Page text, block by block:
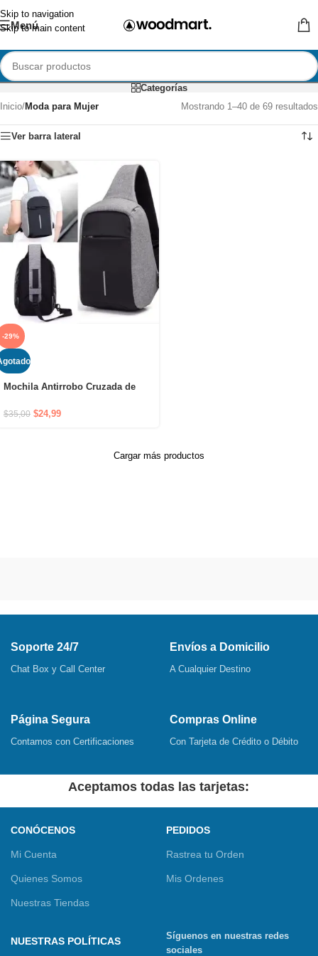
Skip to navigation
Skip to main content
Menú
Categorías
Inicio/Moda para Mujer Mostrando 1–40 de 69 resultados
Ver barra lateral
-29%
Mochila Antirrobo Cruzada de
USB y Cierre Oculto
$35,00 $24,99
Cargar más productos
Soporte 24/7
Chat Box y Call Center
Envíos a Domicilio
A Cualquier Destino
Página Segura
Contamos con Certificaciones
Compras Online
Con Tarjeta de Crédito o Débito
Aceptamos todas las tarjetas:
CONÓCENOS
Mi Cuenta
Quienes Somos
Nuestras Tiendas
PEDIDOS
Rastrea tu Orden
Mis Ordenes
NUESTRAS POLÍTICAS
Síguenos en nuestras redes
sociales